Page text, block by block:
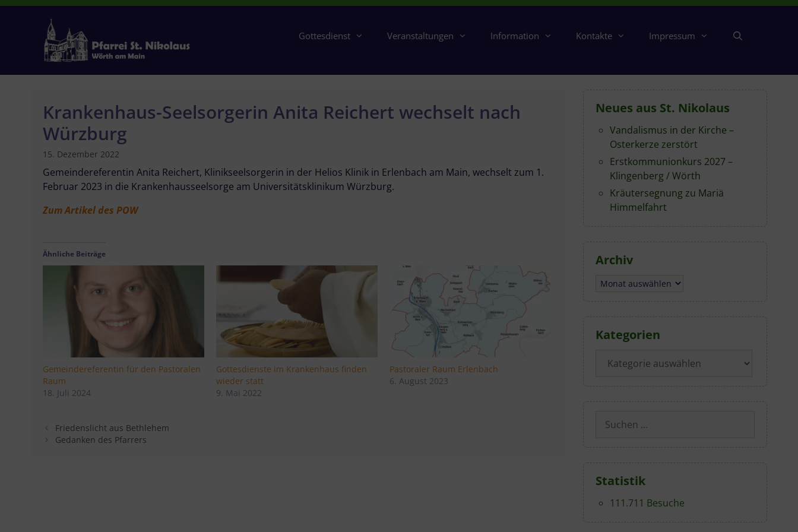
Zum
Gottesdienst Veranstaltungen Information Kontakte Impressum
Krankenhaus-Seelsorgerin Anita Reichert wechselt nach
Würzburg
15. Dezember 2022
Gemeindereferentin Anita Reichert, Klinikseelsorgerin in der Helios Klinik in Erlenbach am Main, wechselt zum 1.
Februar 2023 in die Krankenhausseelsorge am Universitätsklinikum Würzburg.
Zum Artikel des POW
Ähnliche Beiträge
Gemeindereferentin für den Pastoralen
Raum
18. Juli 2024
Gottesdienste im Krankenhaus finden
wieder statt
9. Mai 2022
Pastoraler Raum Erlenbach
6. August 2023
Friedenslicht aus Bethlehem
Gedanken des Pfarrers
Neues aus St. Nikolaus
Vandalismus in der Kirche –
Osterkerze zerstört
Erstkommunionkurs 2027 –
Klingenberg / Wörth
Kräutersegnung zu Mariä
Himmelfahrt
Archiv
Archiv
Kategorien
Suchen
nach:
Statistik
111.711 Besuche